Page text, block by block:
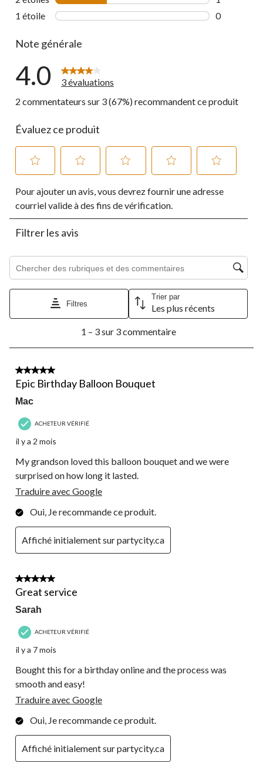
1
1 étoile étoiles
0
Note générale
4.0
3 évaluations
2 commentateurs sur 3 (67%) recommandent ce produit
Évaluez ce produit
pour
évaluer
1
Cette
action
ouvrira
le
formulaire
pour
évaluer
2
Cette
action
ouvrira
le
formulaire
pour
évaluer
Cette
action
ouvrira
le
formulaire
pour
évaluer
Cette
action
ouvrira
le
formulaire
de
pour
Cette
ouvrira
le
formulaire
de
Pour ajouter un avis, vous devrez fournir une adresse
courriel valide à des fins de vérification.
Filtrer les avis
Filtres
Trier par
Les plus récents
3
commentaire.
1 – 3 sur 3 commentaire
5 étoile(s) sur 5.
Epic Birthday Balloon Bouquet
Mac
ACHETEUR VÉRIFIÉ
il y a 2 mois
My grandson loved this balloon bouquet and we were
surprised on how long it lasted.
Traduire avec Google
Oui, Je recommande ce produit.
Affiché initialement sur partycity.ca
5 étoile(s) sur 5.
Great service
Sarah
ACHETEUR VÉRIFIÉ
il y a 7 mois
Bought this for a birthday online and the process was
smooth and easy!
Traduire avec Google
Oui, Je recommande ce produit.
Affiché initialement sur partycity.ca